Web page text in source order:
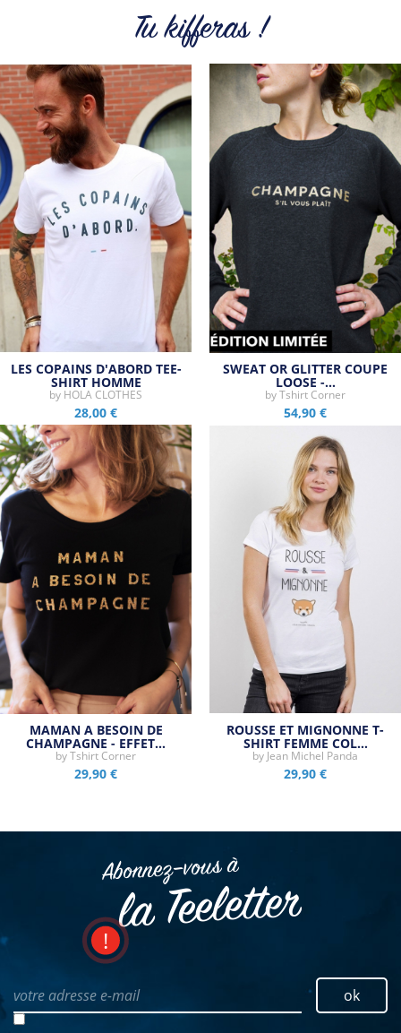
Tu kifferas !
LES COPAINS D'ABORD TEE-
SHIRT HOMME
by HOLA CLOTHES
28,00 €
SWEAT OR GLITTER COUPE
LOOSE -…
byTshirt Corner
54,90 €
MAMAN A BESOIN DE
CHAMPAGNE - EFFET…
byTshirt Corner
29,90 €
ROUSSE ET MIGNONNE T-
SHIRT FEMME COL…
by Jean Michel Panda
29,90 €
Abonnez–vous à
la Teeletter
votre adresse e-mail ok